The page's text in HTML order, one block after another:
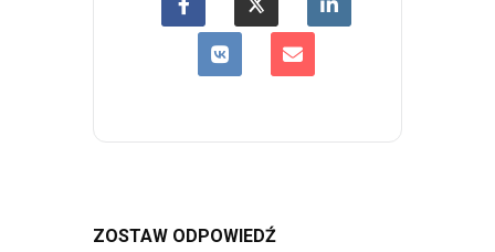
ZOSTAW ODPOWIEDŹ